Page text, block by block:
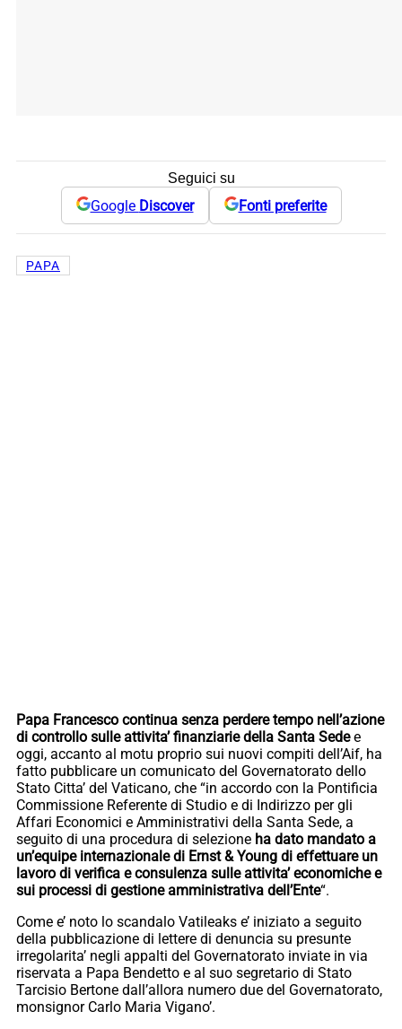
Seguici su
Google Discover Fonti preferite
PAPA
Papa Francesco continua senza perdere tempo nell’azione
di controllo sulle attivita’ finanziarie della Santa Sedee
oggi, accanto al motu proprio sui nuovi compiti dell’Aif, ha
fatto pubblicare un comunicato del Governatorato dello
Stato Citta’ del Vaticano, che “in accordo con la Pontificia
Commissione Referente di Studio e di Indirizzo per gli
Affari Economici e Amministrativi della Santa Sede, a
seguito di una procedura di selezione ha dato mandato a
un’equipe internazionale di Ernst & Young di effettuare un
lavoro di verifica e consulenza sulle attivita’ economiche e
sui processi di gestione amministrativa dell’Ente“.
Come e’ noto lo scandalo Vatileaks e’ iniziato a seguito
della pubblicazione di lettere di denuncia su presunte
irregolarita’ negli appalti del Governatorato inviate in via
riservata a Papa Bendetto e al suo segretario di Stato
Tarcisio Bertone dall’allora numero due del Governatorato,
monsignor Carlo Maria Vigano’.